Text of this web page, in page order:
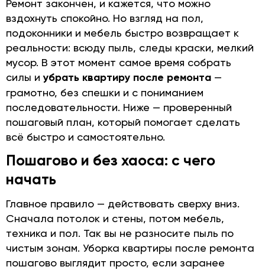
Ремонт закончен, и кажется, что можно
вздохнуть спокойно. Но взгляд на пол,
подоконники и мебель быстро возвращает к
реальности: всюду пыль, следы краски, мелкий
мусор. В этот момент самое время собрать
силы иубрать квартиру после ремонта —
грамотно, без спешки и с пониманием
последовательности. Ниже — проверенный
пошаговый план, который помогает сделать
всё быстро и самостоятельно.
Пошагово и без хаоса: с чего
начать
Главное правило — действовать сверху вниз.
Сначала потолок и стены, потом мебель,
техника и пол. Так вы не разносите пыль по
чистым зонам. Уборка квартиры после ремонта
пошагово выглядит просто, если заранее